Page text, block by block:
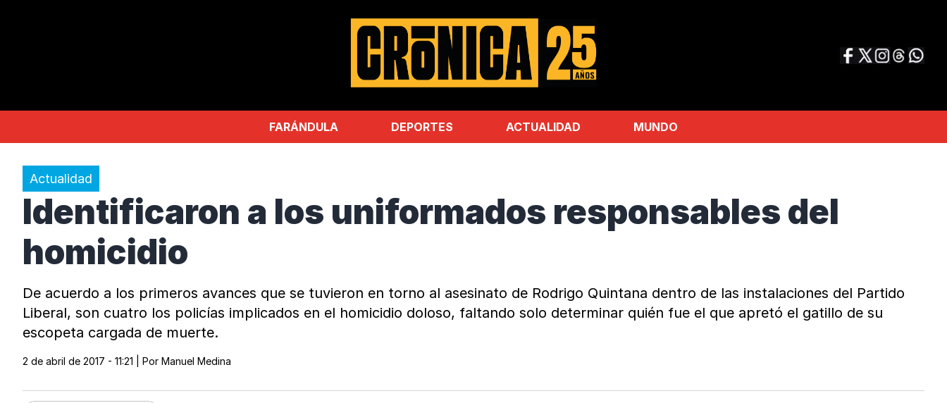
FARÁNDULA DEPORTES ACTUALIDAD MUNDO
Actualidad
Identificaron a los uniformados responsables del
homicidio
De acuerdo a los primeros avances que se tuvieron en torno al asesinato de Rodrigo Quintana dentro de las instalaciones del Partido
Liberal, son cuatro los policías implicados en el homicidio doloso, faltando solo determinar quién fue el que apretó el gatillo de su
escopeta cargada de muerte.
2 de abril de 2017 - 11:21 | Por Manuel Medina